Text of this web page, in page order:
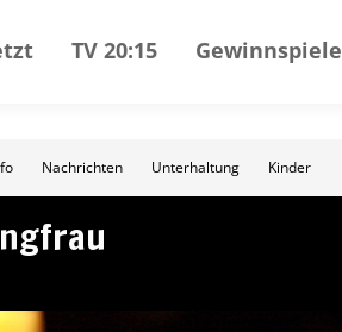
TV 20:15 Gewinnspiele
Nachrichten Unterhaltung Kinder